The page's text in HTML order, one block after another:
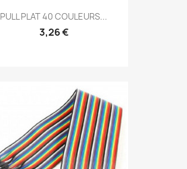
PULL PLAT 40 COULEURS...
3,26 €